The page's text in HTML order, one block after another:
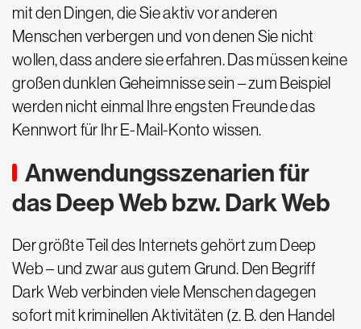
mit den Dingen, die Sie aktiv vor anderen
Menschen verbergen und von denen Sie nicht
wollen, dass andere sie erfahren. Das müssen keine
großen dunklen Geheimnisse sein – zum Beispiel
werden nicht einmal Ihre engsten Freunde das
Kennwort für Ihr E-Mail-Konto wissen.
Anwendungsszenarien für
das Deep Web bzw. Dark Web
Der größte Teil des Internets gehört zum Deep
Web – und zwar aus gutem Grund. Den Begriff
Dark Web verbinden viele Menschen dagegen
sofort mit kriminellen Aktivitäten (z. B. den Handel